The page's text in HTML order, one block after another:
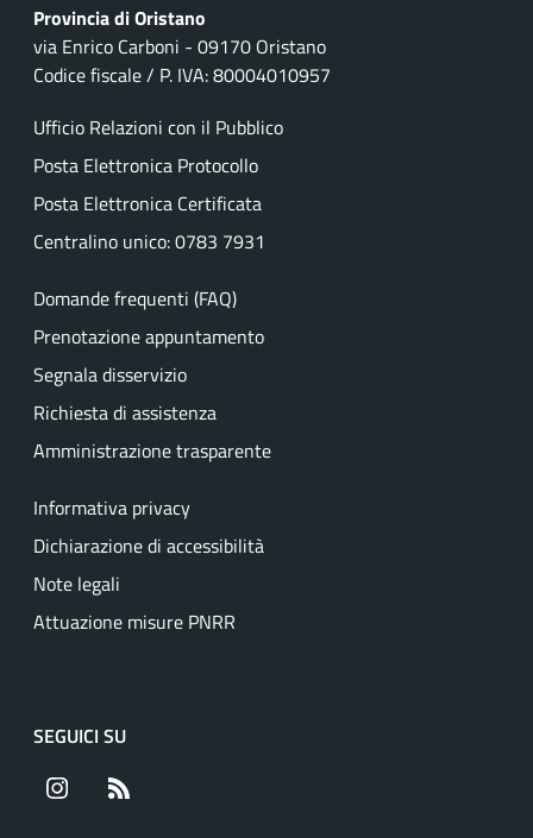
Provincia di Oristano
via Enrico Carboni - 09170 Oristano
Codice fiscale / P. IVA: 80004010957
Ufficio Relazioni con il Pubblico
Posta Elettronica Protocollo
Posta Elettronica Certificata
Centralino unico: 0783 7931
Domande frequenti (FAQ)
Prenotazione appuntamento
Segnala disservizio
Richiesta di assistenza
Amministrazione trasparente
Informativa privacy
Dichiarazione di accessibilità
Note legali
Attuazione misure PNRR
SEGUICI SU
Instagram